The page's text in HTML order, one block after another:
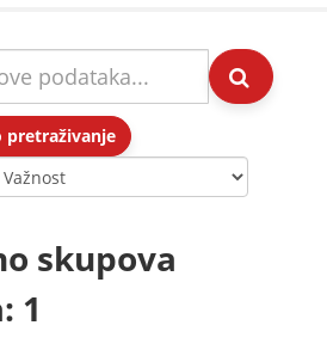
pretraživanje
skupova
1